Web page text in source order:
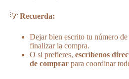
💡 Recuerda:
Dejar bien escrito tu número
finalizar la compra.
O si prefieres, escríbenos
de comprar para coordinar